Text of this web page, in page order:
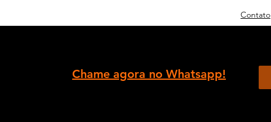
Contato
Chame agora no Whatsapp!